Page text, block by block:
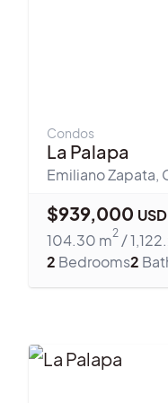
Condos
La Palapa
Emiliano Zapata,
$939,000 USD
104.30 m2 /
2 Bedrooms2